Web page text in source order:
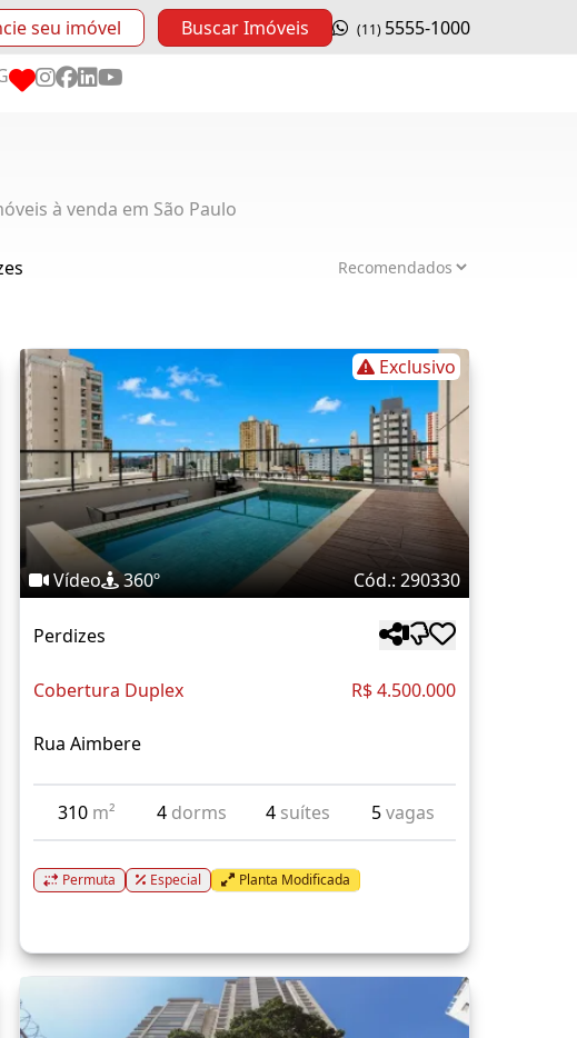
seu imóvel Buscar Imóveis (11) 5555-1000
à venda em São Paulo
Exclusivo
Vídeo 360º Cód.: 290330
Perdizes
Cobertura Duplex R$ 4.500.000
Rua Aimbere
310 m² 4 dorms 4 suítes 5vagas
Permuta Especial Planta Modificada